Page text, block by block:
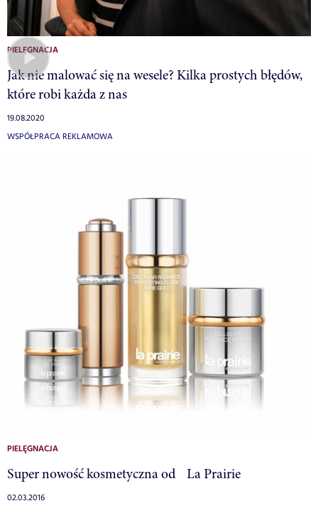
PIELĘGNACJA
Jak nie malować się na wesele? Kilka prostych błędów,
które robi każda z nas
19.08.2020
WSPÓŁPRACA REKLAMOWA
PIELĘGNACJA
Super nowość kosmetyczna od La Prairie
02.03.2016